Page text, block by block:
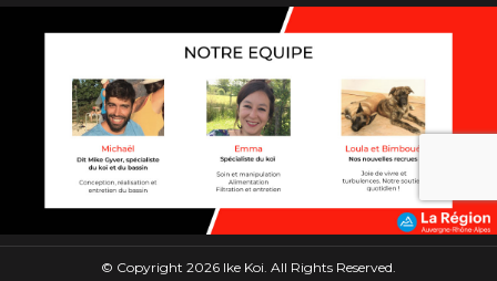
© Copyright 2026 Ike Koi. All Rights Reserved.